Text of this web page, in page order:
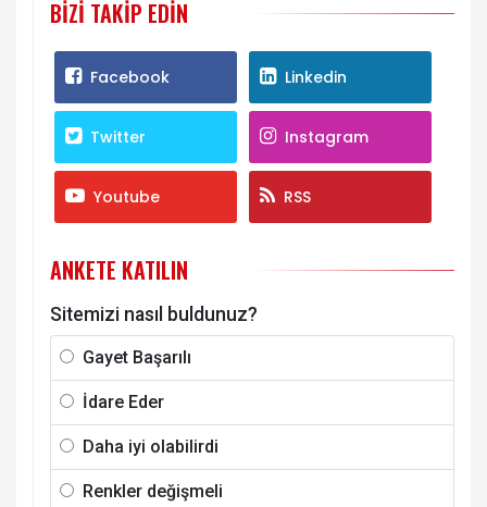
BIZI TAKIP EDIN
Facebook Linkedin
Twitter Instagram
Youtube RSS
ANKETE KATILIN
Sitemizi nasıl buldunuz?
Gayet Başarılı
İdare Eder
Daha iyi olabilirdi
Renkler değişmeli